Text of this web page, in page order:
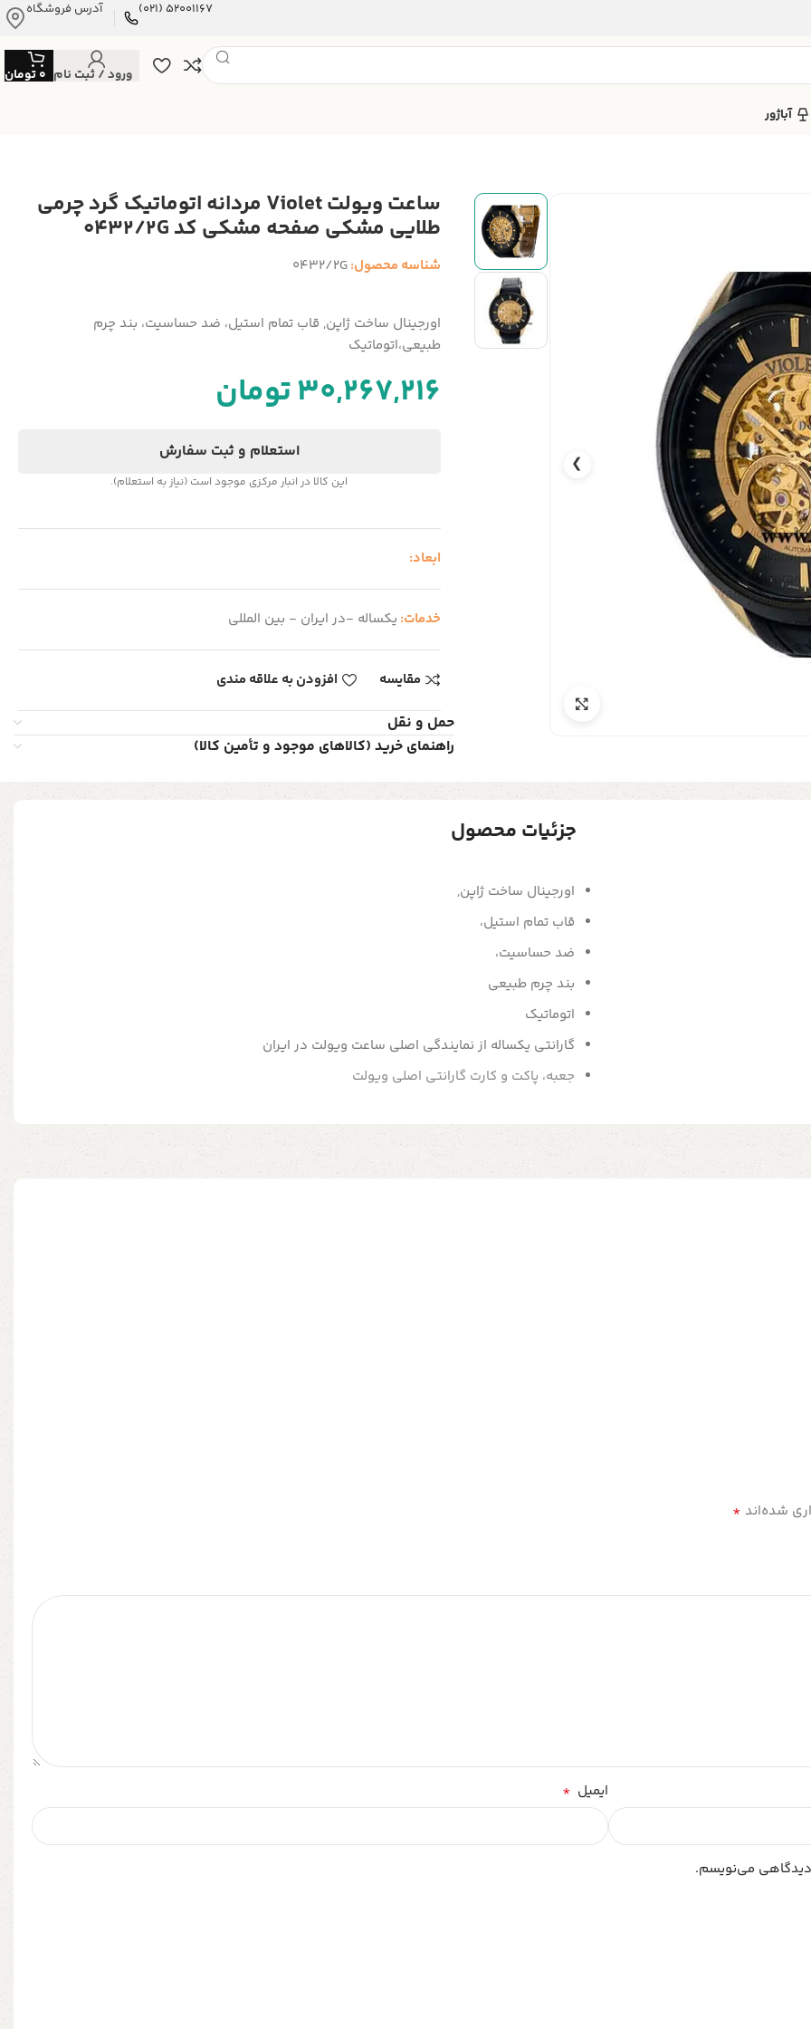
52001167 (021) آدرس فروشگاه
ورود / ثبت نام 0تومان
آباژور
❯
ساعت ویولت Violet مردانه اتوماتیک گرد چرمی
طلایی مشکی صفحه مشکی کد 0432/2G
شناسه محصول:0432/2G
اورجینال ساخت ژاپن, قاب تمام استیل، ضد حساسیت، بند چرم
طبیعی،اتوماتیک
30,267,216تومان
استعلام و ثبت سفارش
این کالا در انبار مرکزی موجود است (نیاز به استعلام).
ابعاد:
خدمات: یکساله -در ایران - بین المللی
مقایسه افزودن به علاقه مندی
حمل و نقل
راهنمای خرید (کالاهای موجود و تأمین کالا)
جزئیات محصول
اورجینال ساخت ژاپن,
قاب تمام استیل،
ضد حساسیت،
بند چرم طبیعی
اتوماتیک
گارانتی یکساله از نمایندگی اصلی ساعت ویولت در ایران
جعبه، پاکت و کارت گارانتی اصلی ویولت
شده‌اند *
ایمیل *
دیدگاهی می‌نویسم.